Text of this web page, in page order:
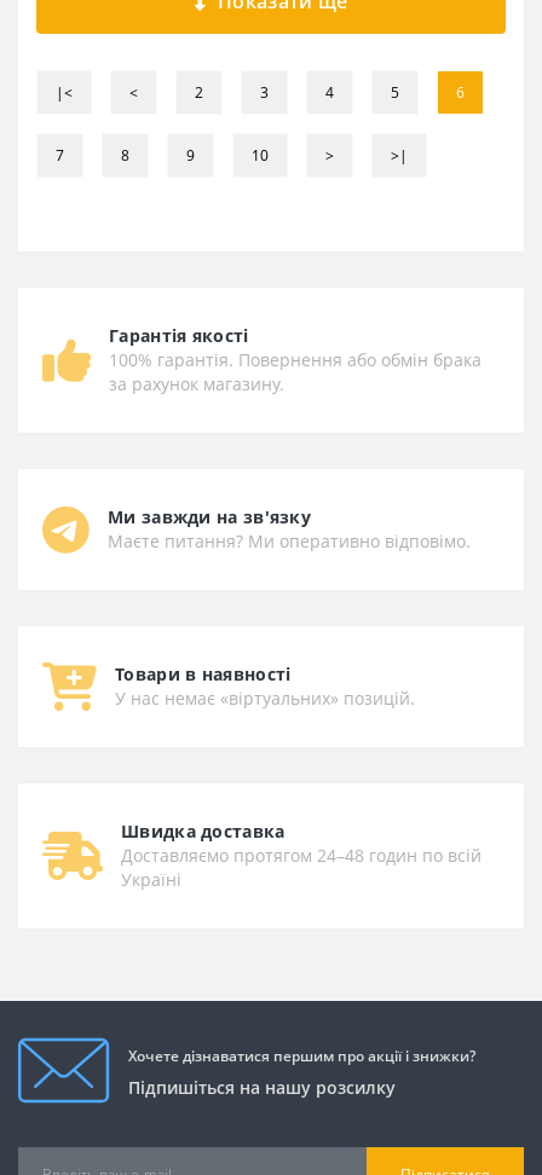
|< < 2 3 4 5 6
7 8 9 10 > >|
Гарантія якості
100% гарантія. Повернення або обмін брака
за рахунок магазину.
Ми завжди на зв'язку
Маєте питання? Ми оперативно відповімо.
Товари в наявності
У нас немає «віртуальних» позицій.
Швидка доставка
Доставляємо протягом 24–48 годин по всій
Україні
Хочете дізнаватися першим про акції і знижки?
Підпишіться на нашу розсилку